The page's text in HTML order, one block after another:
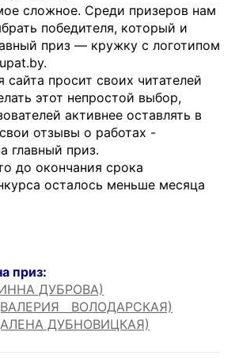
сложное. Среди призеров нам
победителя, который и
приз — кружку с логотипом
просит своих читателей
этот непростой выбор,
активнее оставлять в
отзывы о работах -
главный приз.
до окончания срока
осталось меньше месяца
приз:
ДУБРОВА)
ВОЛОДАРСКАЯ)
ДУБНОВИЦКАЯ)